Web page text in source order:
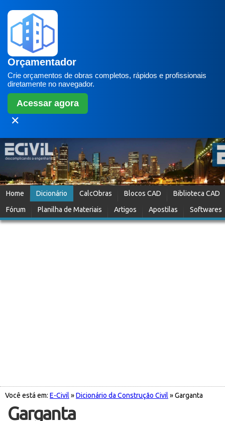
Orçamentador
Crie orçamentos de obras completos, rápidos e profissionais
diretamente no navegador.
Acessar agora
✕
Home Dicionário CalcObras Blocos CAD
Biblioteca CAD
Fórum
Planilha de Materiais Artigos Apostilas Softwares
Você está em: E-Civil »Dicionário da Construção Civil » Garganta
Garganta